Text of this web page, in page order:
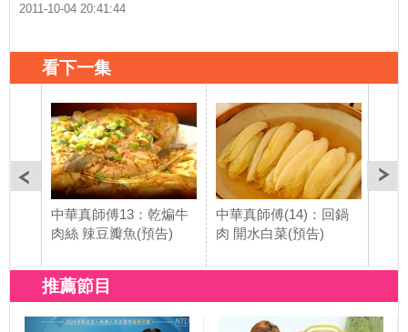
2011-10-04 20:41:44
看下一集
中華真師傅13：乾煸牛
肉絲 辣豆瓣魚(預告)
中華真師傅(14)：回鍋
肉 開水白菜(預告)
推薦節目